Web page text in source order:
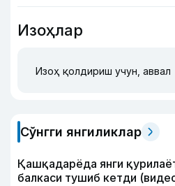
Изоҳлар
Изоҳ қолдириш учун, аввал
Сўнгги янгиликлар
Қашқадарёда янги
балкаси тушиб кетди